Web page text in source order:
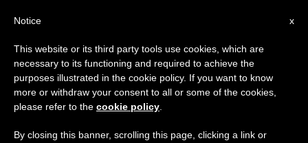
×
Aviso importante
Del 27 de julio al 7 de agosto haremos la pausa
anual, aprovechando que en el periodo de verano
se generan menos informaciones y también el
x
Notice
This website or its third party tools use cookies, which are
necessary to its functioning and required to achieve the
purposes illustrated in the cookie policy. If you want to know
more or withdraw your consent to all or some of the cookies,
please refer to the cookie policy
By closing this banner, scrolling this page, clicking a link or